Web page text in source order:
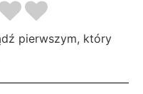
pierwszym, który